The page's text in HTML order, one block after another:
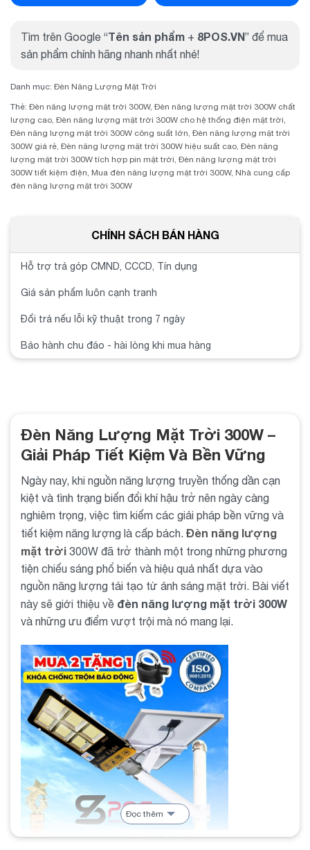
Tìm trên Google “Tên sản phẩm + 8POS.VN” để mua
sản phẩm chính hãng nhanh nhất nhé!
Danh mục: Đèn Năng Lượng Mặt Trời
Thẻ: Đèn năng lượng mặt trời 300W, Đèn năng lượng mặt trời 300W chất
lượng cao, Đèn năng lượng mặt trời 300W cho hệ thống điện mặt trời,
Đèn năng lượng mặt trời 300W công suất lớn, Đèn năng lượng mặt trời
300W giá rẻ, Đèn năng lượng mặt trời 300W hiệu suất cao, Đèn năng
lượng mặt trời 300W tích hợp pin mặt trời, Đèn năng lượng mặt trời
300W tiết kiệm điện, Mua đèn năng lượng mặt trời 300W, Nhà cung cấp
đèn năng lượng mặt trời 300W
CHÍNH SÁCH BÁN HÀNG
Hỗ trợ trả góp CMND, CCCD, Tín dụng
Giá sản phẩm luôn cạnh tranh
Đổi trả nếu lỗi kỹ thuật trong 7 ngày
Bảo hành chu đáo - hài lòng khi mua hàng
Đèn Năng Lượng Mặt Trời 300W –
Giải Pháp Tiết Kiệm Và Bền Vững
Ngày nay, khi nguồn năng lượng truyền thống dần cạn
kiệt và tình trạng biến đổi khí hậu trở nên ngày càng
nghiêm trọng, việc tìm kiếm các giải pháp bền vững và
tiết kiệm năng lượng là cấp bách. Đèn năng lượng
mặt trời 300W đã trở thành một trong những phương
tiện chiếu sáng phổ biến và hiệu quả nhất dựa vào
nguồn năng lượng tái tạo từ ánh sáng mặt trời. Bài viết
này sẽ giới thiệu về đèn năng lượng mặt trời 300W
và những ưu điểm vượt trội mà nó mang lại.
Đọc thêm